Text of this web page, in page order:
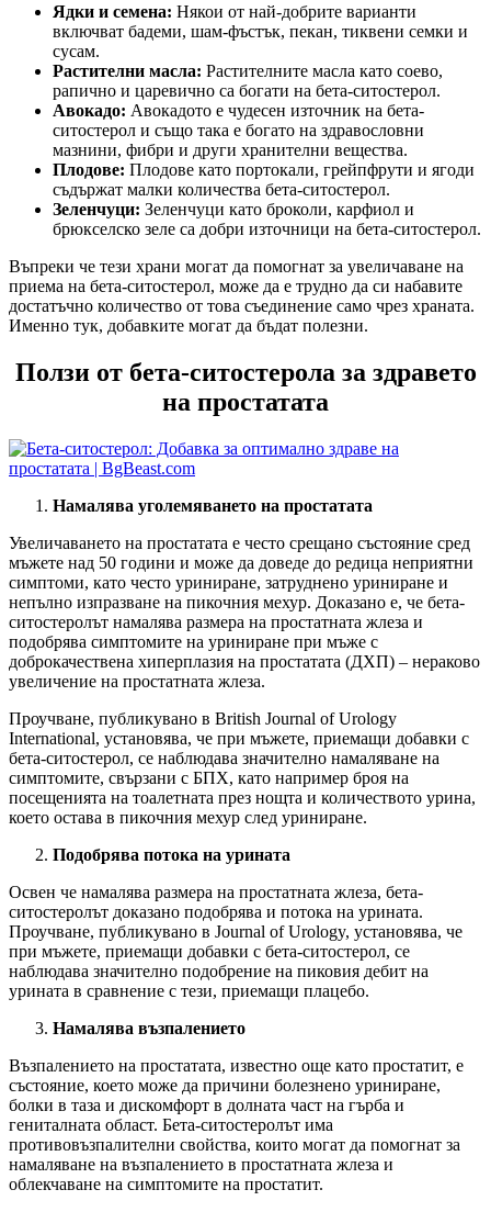
Ядки и семена: Някои от най-добрите варианти
включват бадеми, шам-фъстък, пекан, тиквени семки и
сусам.
Растителни масла: Растителните масла като соево,
рапично и царевично са богати на бета-ситостерол.
Авокадо: Авокадото е чудесен източник на бета-
ситoстерол и също така е богато на здравословни
мазнини, фибри и други хранителни вещества.
Плодове: Плодове като портокали, грейпфрути и ягоди
съдържат малки количества бета-ситoстeрол.
Зеленчуци: Зеленчуци като броколи, карфиол и
брюкселско зеле са добри източници на бета-ситoстерол.
Въпреки че тези храни могат да помогнат за увеличаване на
приема на бета-ситостeрол, може да е трудно да си набавите
достатъчно количество от това съединение само чрез храната.
Именно тук, добавките могат да бъдат полезни.
Ползи от бета-ситостерола за здравето
на простатата
Намалява уголемяването на простатата
Увеличаването на простатата е често срещано състояние сред
мъжете над 50 години и може да доведе до редица неприятни
симптоми, като често уриниране, затруднено уриниране и
непълно изпразване на пикочния мехур. Доказано е, че бета-
ситостеролът намалява размера на простатната жлеза и
подобрява симптомите на уриниране при мъже с
доброкачествена хиперплазия на простатата (ДХП) – нераково
увеличение на простатната жлеза.
Проучване, публикувано в British Journal of Urology
International, установява, че при мъжете, приемащи добавки с
бета-ситoстерол, се наблюдава значително намаляване на
симптомите, свързани с БПХ, като например броя на
посещенията на тоалетната през нощта и количеството урина,
което остава в пикочния мехур след уриниране.
Подобрява потока на урината
Освен че намалява размера на простатната жлеза, бета-
ситостеролът доказано подобрява и потока на урината.
Проучване, публикувано в Journal of Urology, установява, че
при мъжете, приемащи добавки с бета-ситостерол, се
наблюдава значително подобрение на пиковия дебит на
урината в сравнение с тези, приемащи плацебо.
Намалява възпалението
Възпалението на простатата, известно още като простатит, е
състояние, което може да причини болезнено уриниране,
болки в таза и дискомфорт в долната част на гърба и
гениталната област. Бета-ситoстеролът има
противовъзпалителни свойства, които могат да помогнат за
намаляване на възпалението в простатната жлеза и
облекчаване на симптомите на простатит.